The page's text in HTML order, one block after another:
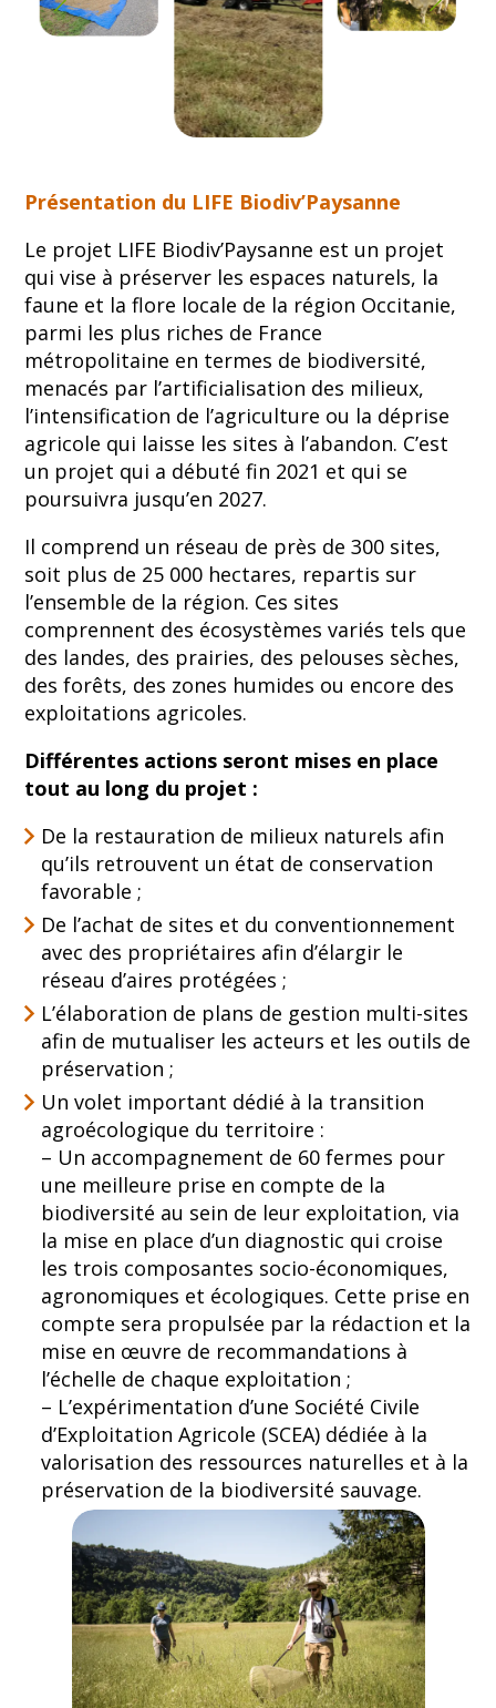
Présentation du LIFE Biodiv’Paysanne
Le projet LIFE Biodiv’Paysanne est un projet
qui vise à préserver les espaces naturels, la
faune et la flore locale de la région Occitanie,
parmi les plus riches de France
métropolitaine en termes de biodiversité,
menacés par l’artificialisation des milieux,
l’intensification de l’agriculture ou la déprise
agricole qui laisse les sites à l’abandon. C’est
un projet qui a débuté fin 2021 et qui se
poursuivra jusqu’en 2027.
Il comprend un réseau de près de 300 sites,
soit plus de 25 000 hectares, repartis sur
l’ensemble de la région. Ces sites
comprennent des écosystèmes variés tels que
des landes, des prairies, des pelouses sèches,
des forêts, des zones humides ou encore des
exploitations agricoles.
Différentes actions seront mises en place
tout au long du projet :
De la restauration de milieux naturels afin
qu’ils retrouvent un état de conservation
favorable ;
De l’achat de sites et du conventionnement
avec des propriétaires afin d’élargir le
réseau d’aires protégées ;
L’élaboration de plans de gestion multi-sites
afin de mutualiser les acteurs et les outils de
préservation ;
Un volet important dédié à la transition
agroécologique du territoire :
– Un accompagnement de 60 fermes pour
une meilleure prise en compte de la
biodiversité au sein de leur exploitation, via
la mise en place d’un diagnostic qui croise
les trois composantes socio-économiques,
agronomiques et écologiques. Cette prise en
compte sera propulsée par la rédaction et la
mise en œuvre de recommandations à
l’échelle de chaque exploitation ;
– L’expérimentation d’une Société Civile
d’Exploitation Agricole (SCEA) dédiée à la
valorisation des ressources naturelles et à la
préservation de la biodiversité sauvage.